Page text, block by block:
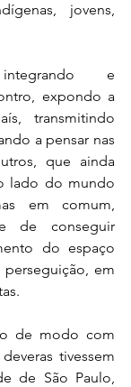
jovens,
e
expondo a
transmitindo
a pensar nas
que ainda
lado do mundo
em comum,
de conseguir
do espaço
em
de modo com
tivessem
de São Paulo,